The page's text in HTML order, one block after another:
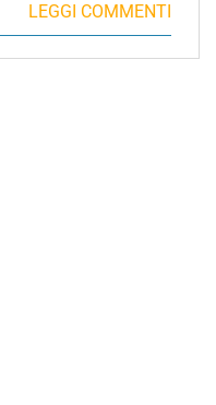
LEGGI COMMENTI